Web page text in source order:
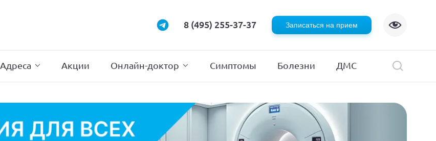
8 (495) 255-37-37 Записаться на прием
Нейрохирургия
Проктология
Психотерапия
Хирургия
Эндокринология
Адреса Акции Онлайн-доктор Симптомы Болезни ДМС